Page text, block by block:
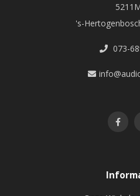
's-
073-